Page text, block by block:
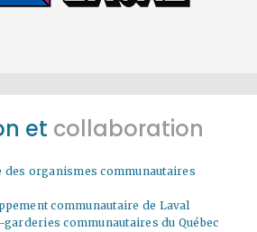
et collaboration
des organismes communautaires
communautaire de Laval
communautaires du Québec